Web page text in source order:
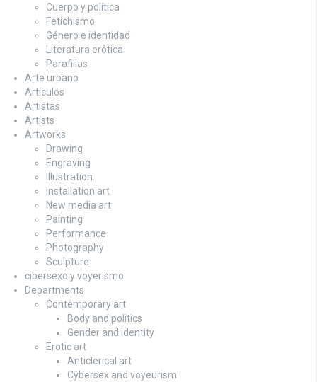
Cuerpo y política
Fetichismo
Género e identidad
Literatura erótica
Parafilias
Arte urbano
Artículos
Artistas
Artists
Artworks
Drawing
Engraving
Illustration
Installation art
New media art
Painting
Performance
Photography
Sculpture
cibersexo y voyerismo
Departments
Contemporary art
Body and politics
Gender and identity
Erotic art
Anticlerical art
Cybersex and voyeurism